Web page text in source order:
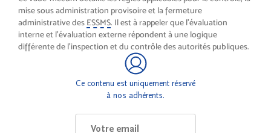
mise sous administration provisoire et la fermeture
administrative des ESSMS. Il est à rappeler que l’évaluation
interne et l’évaluation externe répondent à une logique
différente de l’inspection et du contrôle des autorités publiques.
Ce contenu est uniquement réservé
à nos adhérents.